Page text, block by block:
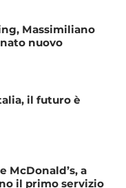
Massimiliano
nuovo
il futuro è
McDonald’s, a
il primo servizio